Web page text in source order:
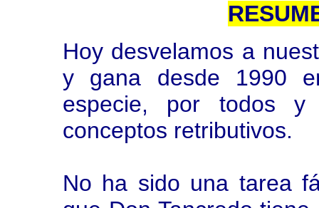
Hoy desvelamos a
y gana desde 1990
especie, por todos
conceptos retributivos.
No ha sido una tarea